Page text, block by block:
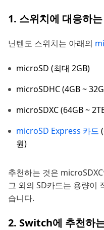
1. 스위치에 대응하
닌텐도 스위치는 아래의
microSD (최대 2GB)
microSDHC (4GB ~
microSDXC (64GB ~
microSD Express 카드
원)
추천하는 것은
그 외의 SD카드는 용량이
습니다.
2. Switch에 추천하